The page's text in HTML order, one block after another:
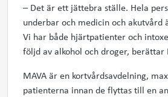
– Det är ett jättebra ställe. Hela
underbar och medicin och akutvård
Vi har både hjärtpatienter och
följd av alkohol och droger, berättar
MAVA är en kortvårdsavdelning,
patienterna innan de flyttas till en